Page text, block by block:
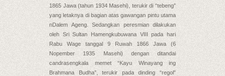
1865 Jawa (tahun 1934 Masehi), terukir di “tebeng”
yang letaknya di bagian atas gawangan pintu utama
nDalem Ageng. Sedangkan peresmian dilakukan
oleh Sri Sultan Hamengkubuwana VIII pada hari
Rabu Wage tanggal 9 Ruwah 1866 Jawa (6
Nopember 1935 Masehi) dengan ditandai
candrasengkala memet “Kayu Winayang ing
Brahmana Budha”, terukir pada dinding “regol”